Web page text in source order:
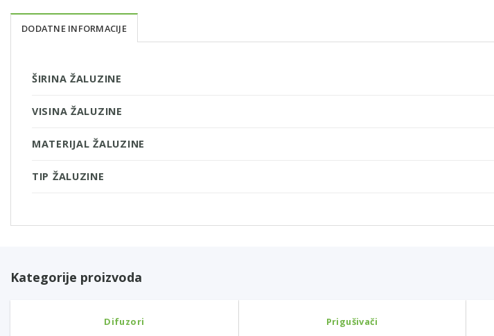
DODATNE INFORMACIJE
ŠIRINA ŽALUZINE
VISINA ŽALUZINE
MATERIJAL ŽALUZINE
TIP ŽALUZINE
Kategorije proizvoda
Difuzori Prigušivači